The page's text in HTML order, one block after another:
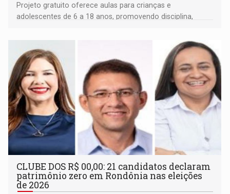
Projeto gratuito oferece aulas para crianças e
adolescentes de 6 a 18 anos, promovendo disciplina,
CLUBE DOS R$ 00,00: 21 candidatos declaram
patrimônio zero em Rondônia nas eleições
de 2026